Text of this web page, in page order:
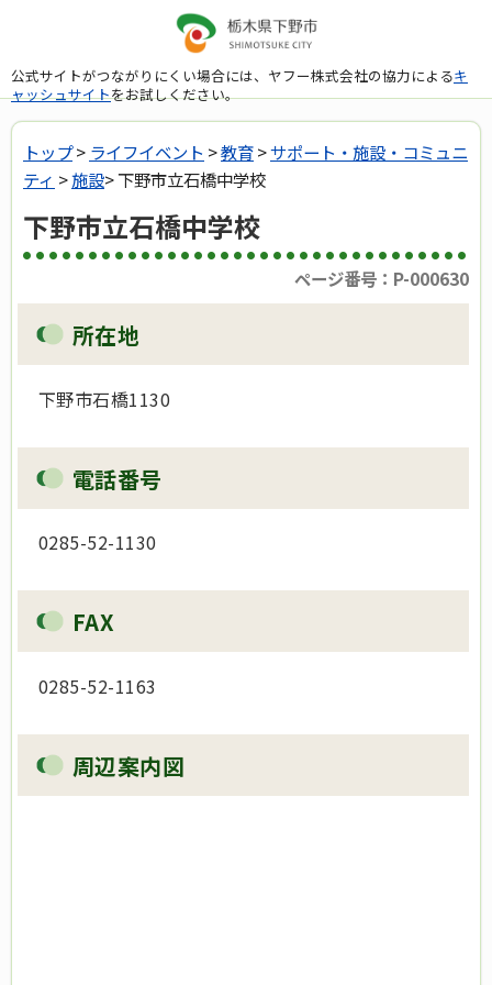
公式サイトがつながりにくい場合には、ヤフー株式会社の協力によるキ
ャッシュサイトをお試しください。
トップ> ライフイベント >教育>サポート・施設・コミュニ
ティ >施設> 下野市立石橋中学校
下野市立石橋中学校
ページ番号：P-000630
所在地
下野市石橋1130
電話番号
0285-52-1130
FAX
0285-52-1163
周辺案内図